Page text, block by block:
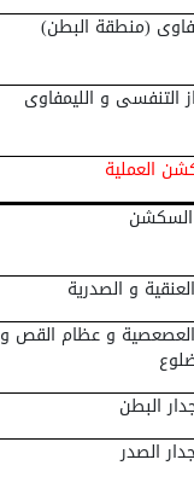
(منطقة البطن)
التنفسى و الليمفاوى
العملية
السكشن
و الصدرية
العصعصية و عظام القص و
البطن
الصدر